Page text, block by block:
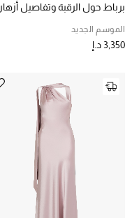
ما وصلنا حديثاً
النساء
الحقائب النسائية
برباط حول الرقبة وتفاصيل أزهار
الموسم الجديد
3,350 د.إ